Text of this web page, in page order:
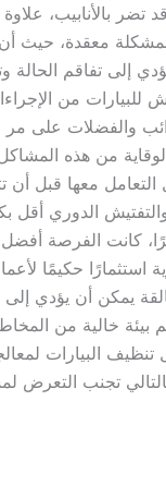
بالأنابيب،
معقدة، حيث أن
تفاقم الحالة
للبيارات من
والفضلات على
من هذه
معها قبل
الدوري أقل
كانت الفرصة أفضل
استثمارًا
يمكن أن يؤدي إلى
بيئة خالية من
البيارات
تجنب التعرض